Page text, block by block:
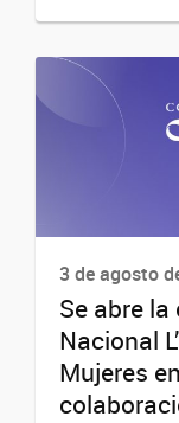
3 de agosto
Se abre
Nacional
Mujeres